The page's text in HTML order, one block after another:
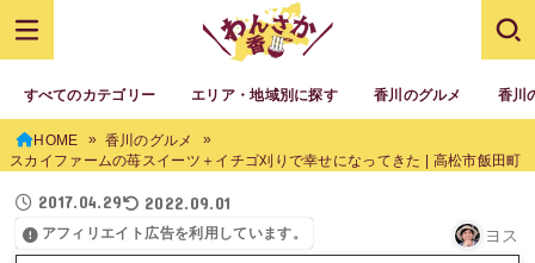
すべてのカテゴリー エリア・地域別に探す 香川のグルメ 香川
HOME
香川のグルメ
スカイファームの苺スイーツ＋イチゴ刈りで幸せになってきた | 高松市飯田町
2017.04.29 2022.09.01
アフィリエイト広告を利用しています。 ヨス